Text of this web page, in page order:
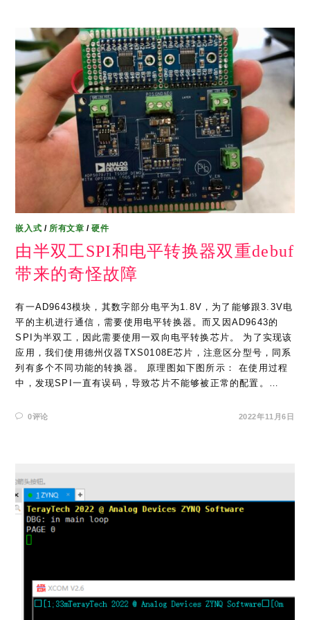
嵌入式 / 所有文章 /硬件
由半双工SPI和电平转换器双重debuf
带来的奇怪故障
有一AD9643模块，其数字部分电平为1.8V，为了能够跟3.3V电
平的主机进行通信，需要使用电平转换器。而又因AD9643的
SPI为半双工，因此需要使用一双向电平转换芯片。 为了实现该
应用，我们使用德州仪器TXS0108E芯片，注意区分型号，同系
列有多个不同功能的转换器。 原理图如下图所示： 在使用过程
中，发现SPI一直有误码，导致芯片不能够被正常的配置。…
0评论 2022年11月6日